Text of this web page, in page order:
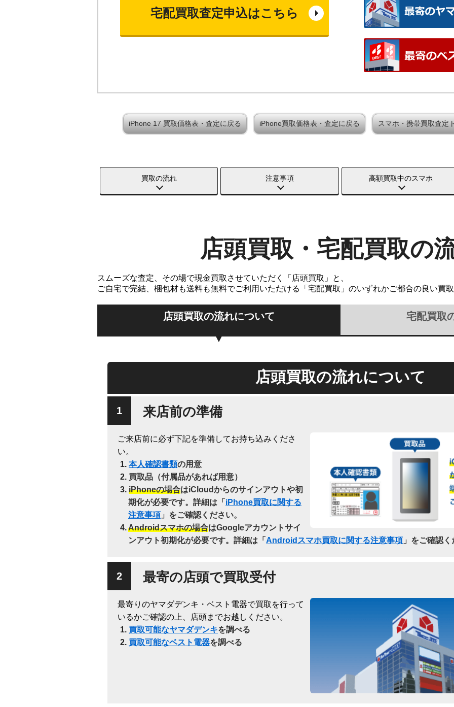
宅配買取査定申込はこちら
iPhone 17 買取価格表・査定に戻る iPhone買取価格表・査定に戻る スマホ・携帯買取査定
買取の流れ 注意事項 高額買取中のスマホ
店頭買取・宅配買取の
スムーズな査定、その場で現金買取させていただく「店頭買取」と、
ご自宅で完結、梱包材も送料も無料でご利用いただける「宅配買取」のいずれかご都合の良い買
店頭買取の流れについて 宅配買取
店頭買取の流れについて
来店前の準備
ご来店前に必ず下記を準備してお持ち込みくださ
い。
本人確認書類の用意
買取品（付属品があれば用意）
iPhoneの場合はiCloudからのサインアウトや初
期化が必要です。詳細は「 iPhone買取に関する
注意事項 」をご確認ください。
Androidスマホの場合はGoogleアカウントサイ
ンアウト初期化が必要です。詳細は「 Androidスマホ買取に関する注意事項 」をご確認
最寄の店頭で買取受付
最寄りのヤマダデンキ・ベスト電器で買取を行って
いるかご確認の上、店頭までお越しください。
買取可能なヤマダデンキを調べる
買取可能なベスト電器を調べる